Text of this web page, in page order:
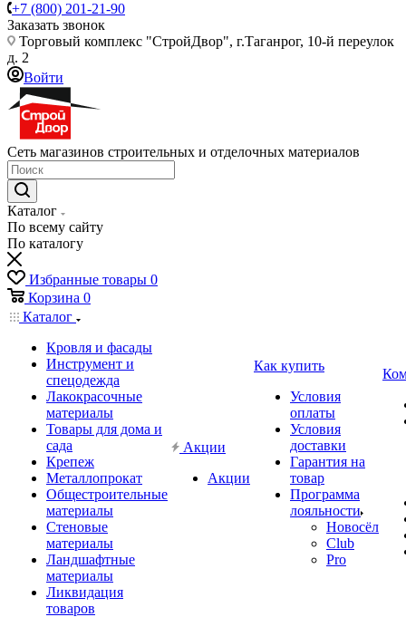
+7 (800) 201-21-90
Заказать звонок
Торговый комплекс "СтройДвор", г.Таганрог, 10-й переулок
д. 2
Войти
Сеть магазинов строительных и отделочных материалов
Каталог
По всему сайту
По каталогу
Избранные товары 0
Корзина 0
Каталог
Кровля и фасады
Инструмент и
спецодежда
Лакокрасочные
материалы
Товары для дома и
сада
Крепеж
Металлопрокат
Общестроительные
материалы
Стеновые
материалы
Ландшафтные
материалы
Ликвидация
товаров
Акции
Акции
Как купить
Условия
оплаты
Условия
доставки
Гарантия на
товар
Программа
лояльности
Новосёл
Club
Pro